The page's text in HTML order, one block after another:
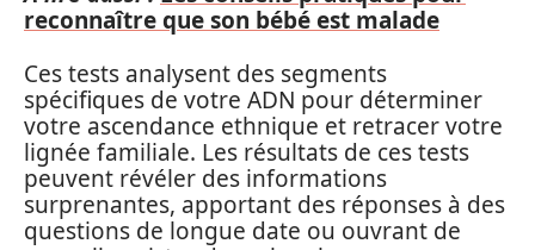
reconnaître que son bébé est malade
Ces tests analysent des segments
spécifiques de votre ADN pour déterminer
votre ascendance ethnique et retracer votre
lignée familiale. Les résultats de ces tests
peuvent révéler des informations
surprenantes, apportant des réponses à des
questions de longue date ou ouvrant de